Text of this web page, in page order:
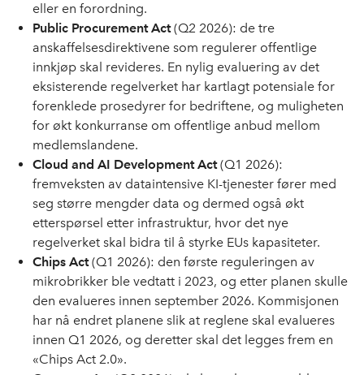
eller en forordning.
Public Procurement Act(Q2 2026): de tre
anskaffelsesdirektivene som regulerer offentlige
innkjøp skal revideres. En nylig evaluering av det
eksisterende regelverket har kartlagt potensiale for
forenklede prosedyrer for bedriftene, og muligheten
for økt konkurranse om offentlige anbud mellom
medlemslandene.
Cloud and AI Development Act(Q1 2026):
fremveksten av dataintensive KI-tjenester fører med
seg større mengder data og dermed også økt
etterspørsel etter infrastruktur, hvor det nye
regelverket skal bidra til å styrke EUs kapasiteter.
Chips Act(Q1 2026): den første reguleringen av
mikrobrikker ble vedtatt i 2023, og etter planen skulle
den evalueres innen september 2026. Kommisjonen
har nå endret planene slik at reglene skal evalueres
innen Q1 2026, og deretter skal det legges frem en
«Chips Act 2.0».